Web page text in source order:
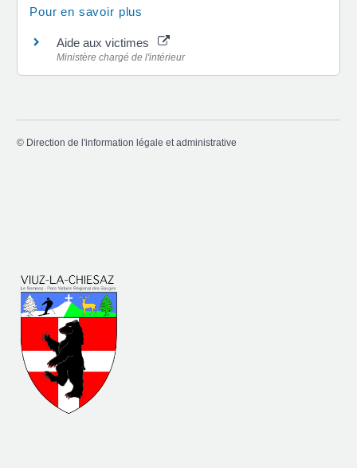
Pour en savoir plus
Aide aux victimes
Ministère chargé de l'intérieur
© Direction de l'information légale et administrative